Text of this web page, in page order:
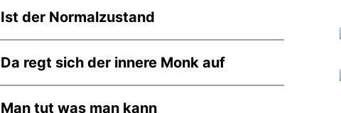
Ist der Normalzustand
Da regt sich der innere Monk auf
Man tut was man kann